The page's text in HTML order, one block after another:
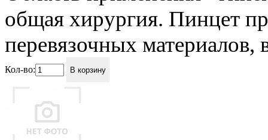
общая хирургия. Пинцет
перевязочных материалов,
Кол-во: В корзину